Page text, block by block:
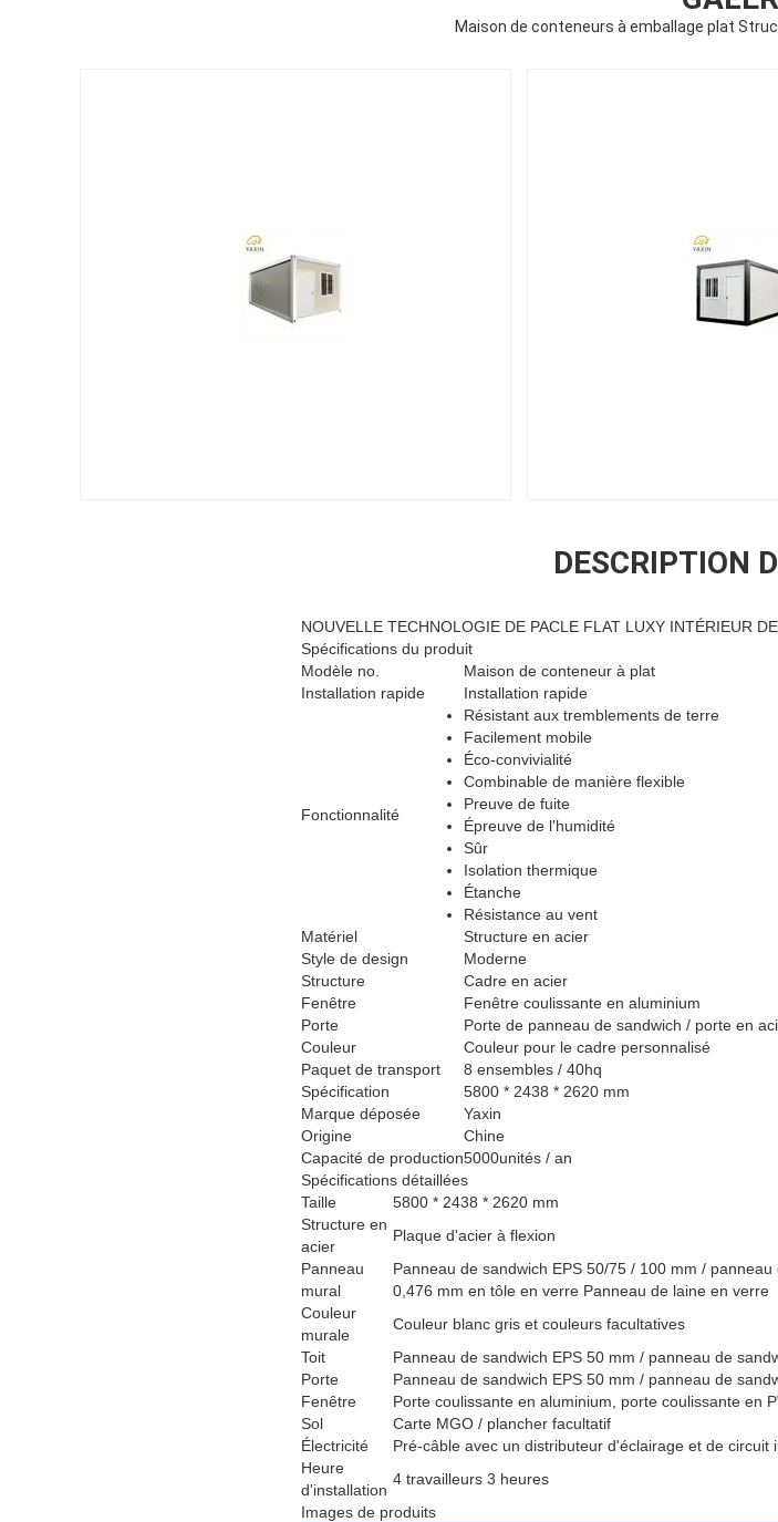
Maison de conteneurs à emballage plat
DESCRIPTION
NOUVELLE TECHNOLOGIE DE PACLE FLAT LUXY INTÉRIEUR
Spécifications du produit
Modèle no.
Maison de conteneur à plat
Installation rapide
Installation rapide
Fonctionnalité
Résistant aux tremblements de terre
Facilement mobile
Éco-convivialité
Combinable de manière flexible
Preuve de fuite
Épreuve de l'humidité
Sûr
Isolation thermique
Étanche
Résistance au vent
Matériel
Structure en acier
Style de design
Moderne
Structure
Cadre en acier
Fenêtre
Fenêtre coulissante en aluminium
Porte
Porte de panneau de sandwich / porte en
Couleur
Couleur pour le cadre personnalisé
Paquet de transport
8 ensembles / 40hq
Spécification
5800 * 2438 * 2620 mm
Marque déposée
Yaxin
Origine
Chine
Capacité de production5000unités / an
Spécifications détaillées
Taille
5800 * 2438 * 2620 mm
Structure en
acier
Plaque d'acier à flexion
Panneau
mural
Panneau de sandwich EPS 50/75 / 100 mm /
0,476 mm en tôle en verre Panneau de laine en verre
Couleur
murale
Couleur blanc gris et couleurs facultatives
Toit
Panneau de sandwich EPS 50 mm / panneau de
Porte
Panneau de sandwich EPS 50 mm / panneau de
Fenêtre
Porte coulissante en aluminium, porte coulissante en
Sol
Carte MGO / plancher facultatif
Électricité
Pré-câble avec un distributeur d'éclairage et de circuit
Heure
d'installation
4 travailleurs 3 heures
Images de produits